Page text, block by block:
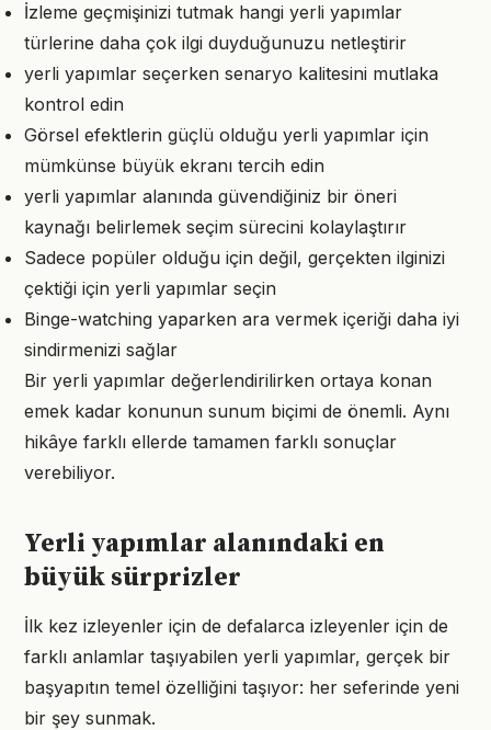
İzleme geçmişinizi tutmak hangi yerli yapımlar
türlerine daha çok ilgi duyduğunuzu netleştirir
yerli yapımlar seçerken senaryo kalitesini mutlaka
kontrol edin
Görsel efektlerin güçlü olduğu yerli yapımlar için
mümkünse büyük ekranı tercih edin
yerli yapımlar alanında güvendiğiniz bir öneri
kaynağı belirlemek seçim sürecini kolaylaştırır
Sadece popüler olduğu için değil, gerçekten ilginizi
çektiği için yerli yapımlar seçin
Binge-watching yaparken ara vermek içeriği daha iyi
sindirmenizi sağlar
Bir yerli yapımlar değerlendirilirken ortaya konan
emek kadar konunun sunum biçimi de önemli. Aynı
hikâye farklı ellerde tamamen farklı sonuçlar
verebiliyor.
Yerli yapımlar alanındaki en
büyük sürprizler
İlk kez izleyenler için de defalarca izleyenler için de
farklı anlamlar taşıyabilen yerli yapımlar, gerçek bir
başyapıtın temel özelliğini taşıyor: her seferinde yeni
bir şey sunmak.